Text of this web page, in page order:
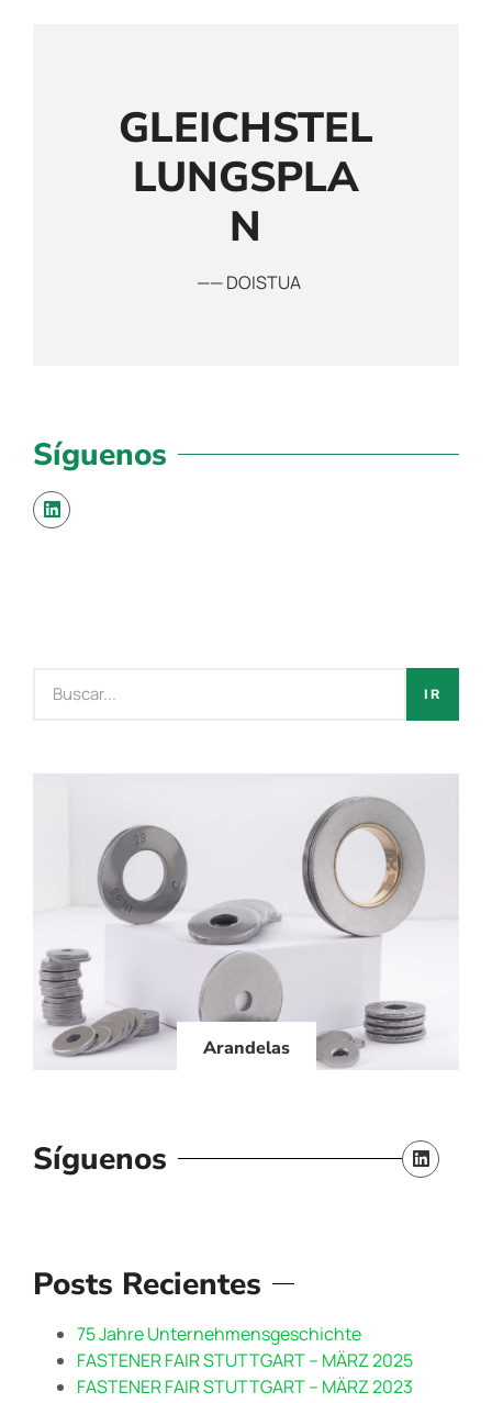
IR
Arandelas
Síguenos
Posts Recientes
75 Jahre Unternehmensgeschichte
FASTENER FAIR STUTTGART – MÄRZ 2025
FASTENER FAIR STUTTGART – MÄRZ 2023
GLEICHSTEL
LUNGSPLA
N
—— DOISTUA
Síguenos